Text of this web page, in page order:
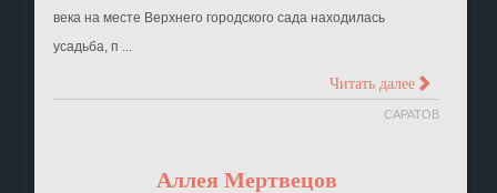
века на месте Верхнего городского сада находилась
усадьба, п ...
Читать далее >
САРАТОВ
Аллея Мертвецов